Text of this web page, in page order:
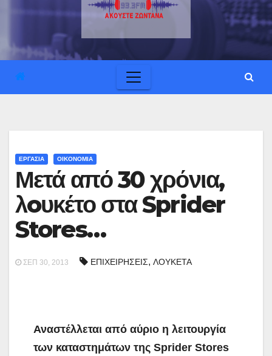
ΕΡΓΑΣΙΑ ΟΙΚΟΝΟΜΙΑ
Μετά από 30 χρόνια,
λoυκέτο στα Sprider
Stores…
ΣΕΠ 30, 2013 ΕΠΙΧΕΙΡΗΣΕΙΣ, ΛΟΥΚΕΤΑ
Αναστέλλεται από αύριο η λειτουργία
των καταστημάτων της Sprider Stores